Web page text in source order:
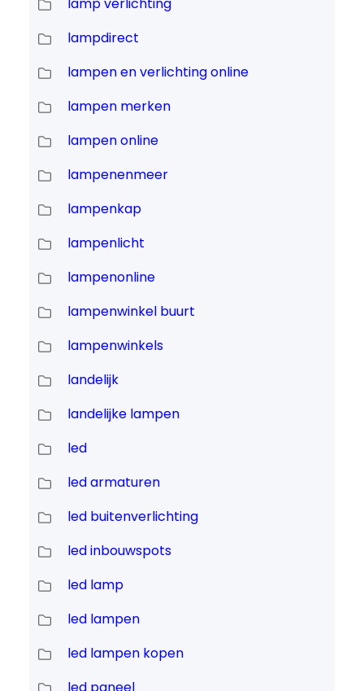
lamp verlichting
lampdirect
lampen en verlichting online
lampen merken
lampen online
lampenenmeer
lampenkap
lampenlicht
lampenonline
lampenwinkel buurt
lampenwinkels
landelijk
landelijke lampen
led
led armaturen
led buitenverlichting
led inbouwspots
led lamp
led lampen
led lampen kopen